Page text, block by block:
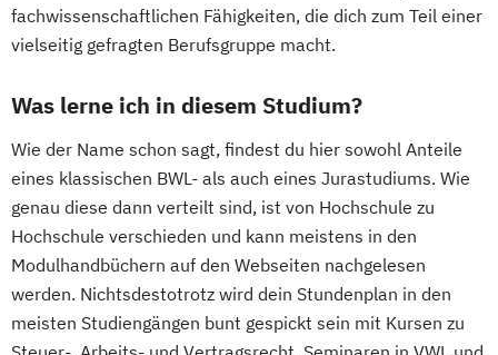
fachwissenschaftlichen Fähigkeiten, die dich zum Teil einer
vielseitig gefragten Berufsgruppe macht.
Was lerne ich in diesem Studium?
Wie der Name schon sagt, findest du hier sowohl Anteile
eines klassischen BWL- als auch eines Jurastudiums. Wie
genau diese dann verteilt sind, ist von Hochschule zu
Hochschule verschieden und kann meistens in den
Modulhandbüchern auf den Webseiten nachgelesen
werden. Nichtsdestotrotz wird dein Stundenplan in den
meisten Studiengängen bunt gespickt sein mit Kursen zu